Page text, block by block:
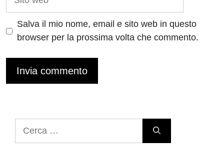
Salva il mio nome, email e sito web in questo
browser per la prossima volta che commento.